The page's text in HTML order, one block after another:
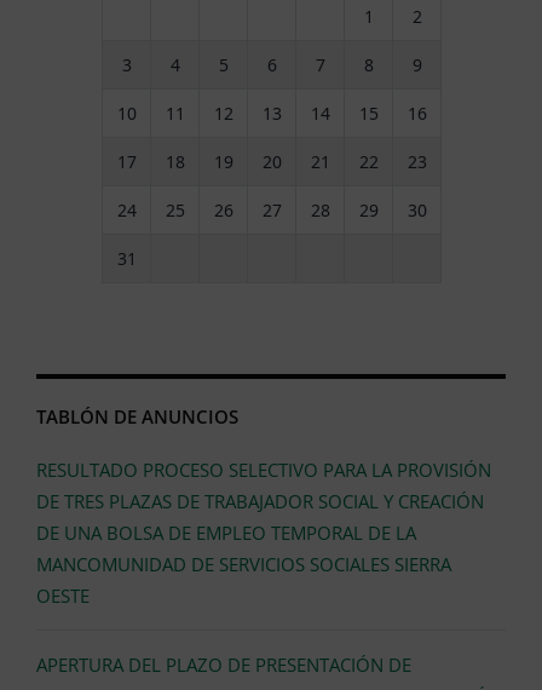
1 2
3 4 5 6 7 8 9
10 11 12 13 14 15 16
17 18 19 20 21 22 23
24 25 26 27 28 29 30
31
TABLÓN DE ANUNCIOS
RESULTADO PROCESO SELECTIVO PARA LA PROVISIÓN
DE TRES PLAZAS DE TRABAJADOR SOCIAL Y CREACIÓN
DE UNA BOLSA DE EMPLEO TEMPORAL DE LA
MANCOMUNIDAD DE SERVICIOS SOCIALES SIERRA
OESTE
APERTURA DEL PLAZO DE PRESENTACIÓN DE